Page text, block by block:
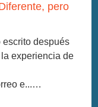
pero
escrito después
experiencia de
e...…